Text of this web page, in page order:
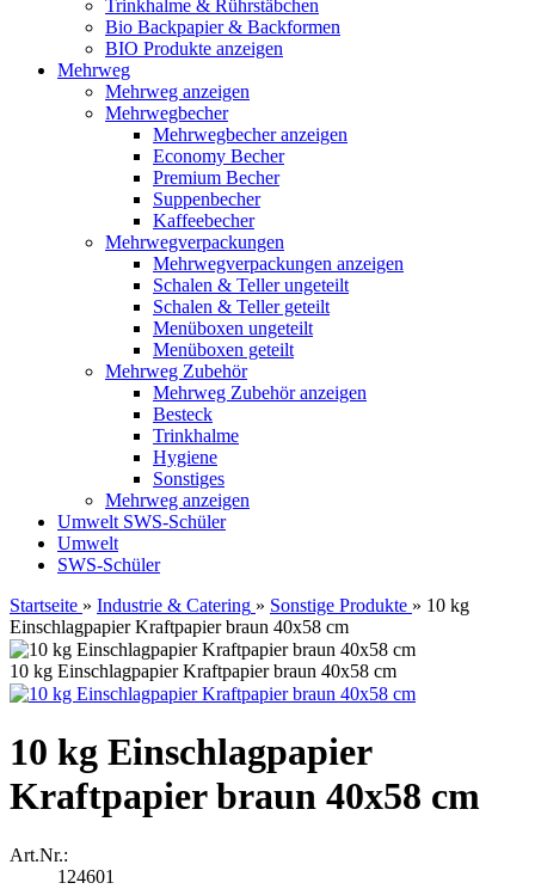
Trinkhalme & Rührstäbchen
Bio Backpapier & Backformen
BIO Produkte anzeigen
Mehrweg
Mehrweg anzeigen
Mehrwegbecher
Mehrwegbecher anzeigen
Economy Becher
Premium Becher
Suppenbecher
Kaffeebecher
Mehrwegverpackungen
Mehrwegverpackungen anzeigen
Schalen & Teller ungeteilt
Schalen & Teller geteilt
Menüboxen ungeteilt
Menüboxen geteilt
Mehrweg Zubehör
Mehrweg Zubehör anzeigen
Besteck
Trinkhalme
Hygiene
Sonstiges
Mehrweg anzeigen
Umwelt SWS-Schüler
Umwelt
SWS-Schüler
Startseite » Industrie & Catering » Sonstige Produkte » 10 kg
Einschlagpapier Kraftpapier braun 40x58 cm
10 kg Einschlagpapier Kraftpapier braun 40x58 cm
10 kg Einschlagpapier
Kraftpapier braun 40x58 cm
Art.Nr.:
124601